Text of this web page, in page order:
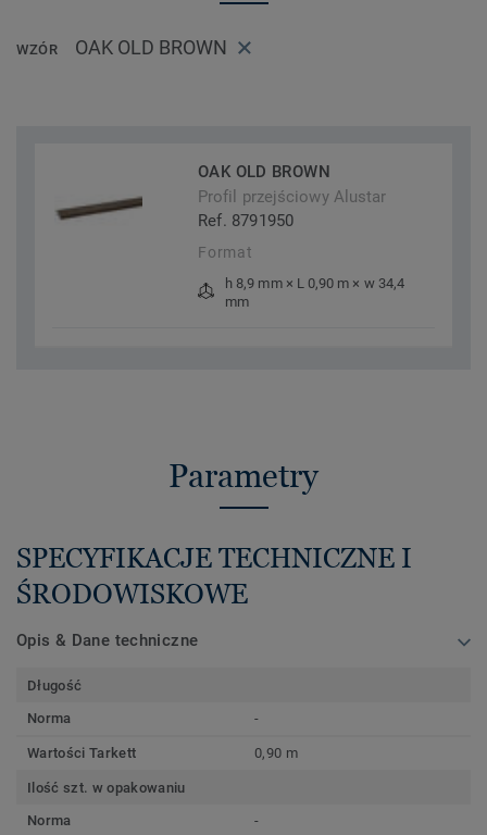
WZÓR OAK OLD BROWN
OAK OLD BROWN
Profil przejściowy Alustar
Ref. 8791950
Format
h 8,9 mm × L 0,90 m × w 34,4
mm
Parametry
SPECYFIKACJE TECHNICZNE I
ŚRODOWISKOWE
Opis & Dane techniczne
Długość
Norma
-
Wartości Tarkett 0,90 m
Ilość szt. w opakowaniu
Norma
-